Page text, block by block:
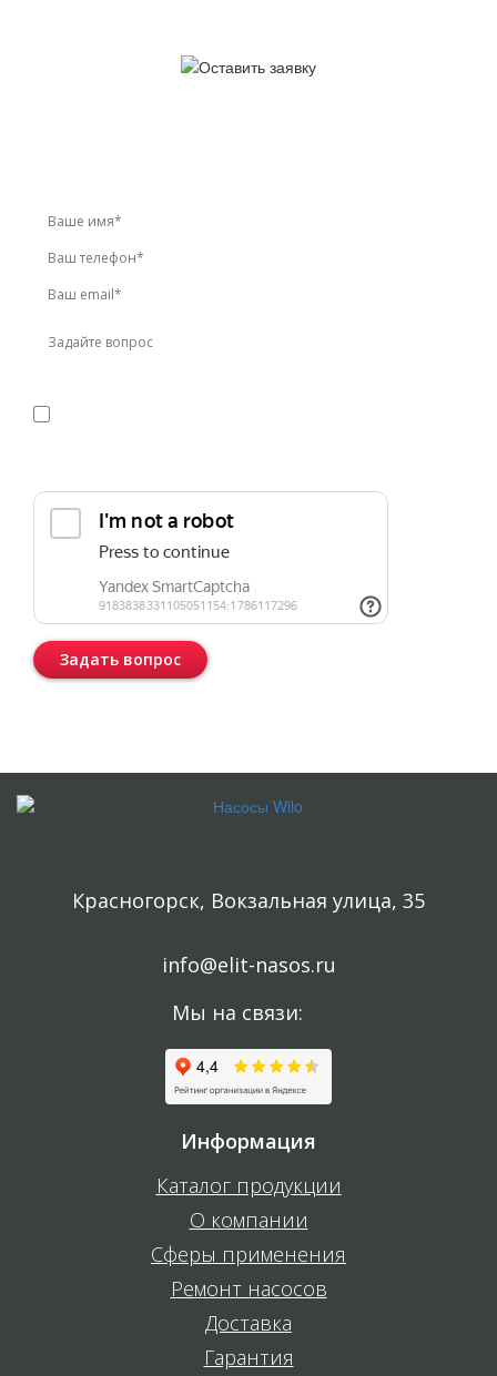
Задать вопрос
Красногорск, Вокзальная улица, 35
info@elit-nasos.ru
Мы на связи:
Информация
Каталог продукции
О компании
Сферы применения
Ремонт насосов
Доставка
Гарантия